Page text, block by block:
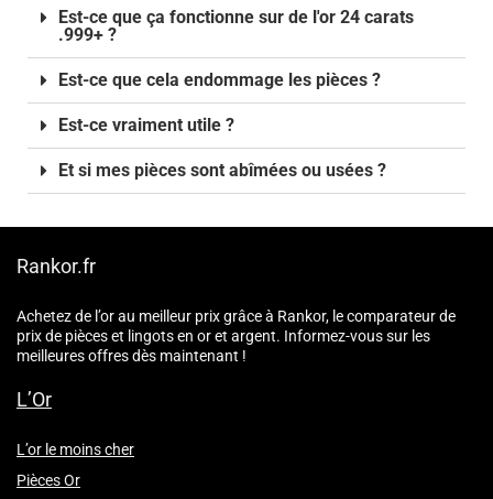
Est-ce que ça fonctionne sur de l'or 24 carats
.999+ ?
Est-ce que cela endommage les pièces ?
Est-ce vraiment utile ?
Et si mes pièces sont abîmées ou usées ?
Rankor.fr
Achetez de l’or au meilleur prix grâce à Rankor, le comparateur de
prix de pièces et lingots en or et argent. Informez-vous sur les
meilleures offres dès maintenant !
L’Or
L’or le moins cher
Pièces Or